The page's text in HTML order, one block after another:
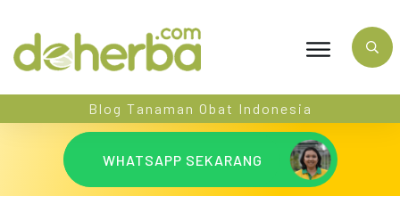
Blog Tanaman Obat Indonesia
WHATSAPP SEKARANG